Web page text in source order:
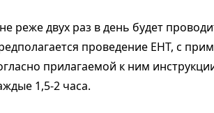
реже двух раз в день будет
проведение ЕНТ, с
прилагаемой к ним
1,5-2 часа.